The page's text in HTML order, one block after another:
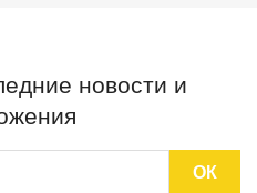
новости и